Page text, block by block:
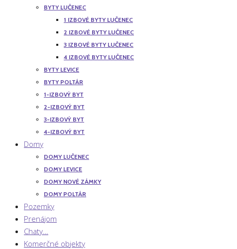
BYTY LUČENEC
1 IZBOVÉ BYTY LUČENEC
2 IZBOVÉ BYTY LUČENEC
3 IZBOVÉ BYTY LUČENEC
4 IZBOVÉ BYTY LUČENEC
BYTY LEVICE
BYTY POLTÁR
1-IZBOVÝ BYT
2-IZBOVÝ BYT
3-IZBOVÝ BYT
4-IZBOVÝ BYT
Domy
DOMY LUČENEC
DOMY LEVICE
DOMY NOVÉ ZÁMKY
DOMY POLTÁR
Pozemky
Prenájom
Chaty…
Komerčné objekty